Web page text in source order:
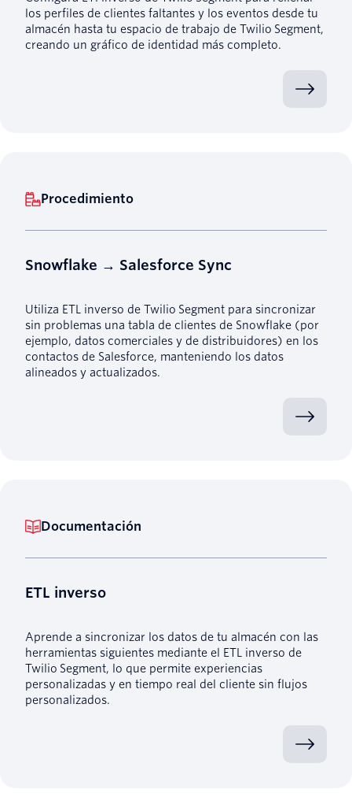
los perfiles de clientes faltantes y los eventos desde tu
almacén hasta tu espacio de trabajo de Twilio Segment,
creando un gráfico de identidad más completo.
Procedimiento
Snowflake → Salesforce Sync
Utiliza ETL inverso de Twilio Segment para sincronizar
sin problemas una tabla de clientes de Snowflake (por
ejemplo, datos comerciales y de distribuidores) en los
contactos de Salesforce, manteniendo los datos
alineados y actualizados.
Documentación
ETL inverso
Aprende a sincronizar los datos de tu almacén con las
herramientas siguientes mediante el ETL inverso de
Twilio Segment, lo que permite experiencias
personalizadas y en tiempo real del cliente sin flujos
personalizados.